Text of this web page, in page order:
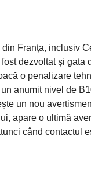
Franța, inclusiv
dezvoltat și gata
o penalizare
anumit nivel de
un nou
apare o ultimă
când contactul